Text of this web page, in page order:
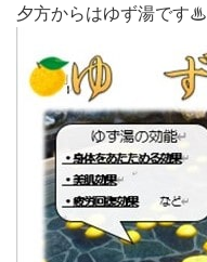
夕方からはゆず湯です♨